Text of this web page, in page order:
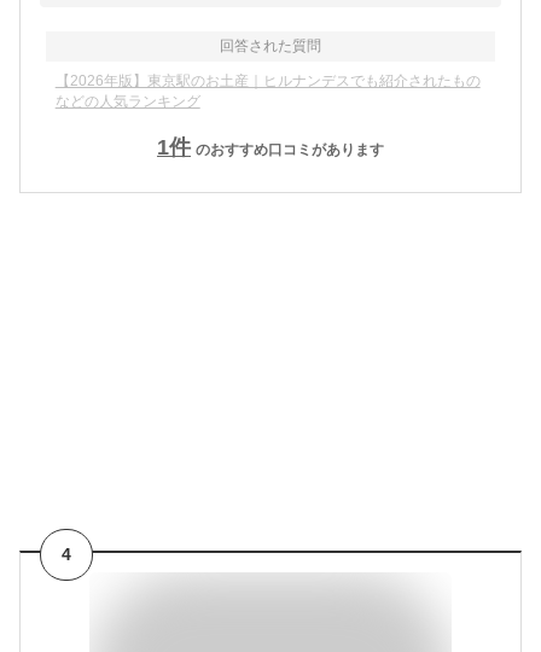
回答された質問
【2026年版】東京駅のお土産｜ヒルナンデスでも紹介されたもの
などの人気ランキング
1件 のおすすめ口コミがあります
4